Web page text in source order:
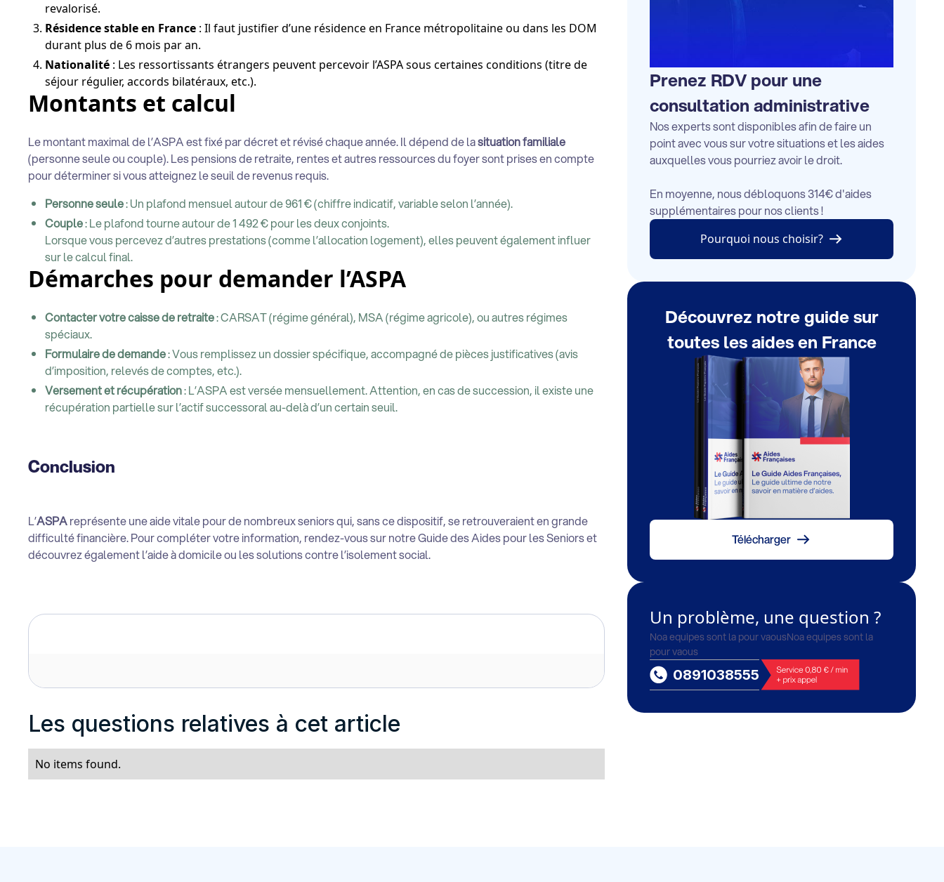
revalorisé.
Résidence stable en France : Il faut justifier d’une résidence en France métropolitaine ou dans les DOM
durant plus de 6 mois par an.
Nationalité : Les ressortissants étrangers peuvent percevoir l’ASPA sous certaines conditions (titre de
séjour régulier, accords bilatéraux, etc.).
Montants et calcul
Le montant maximal de l’ASPA est fixé par décret et révisé chaque année. Il dépend de lasituation familiale
(personne seule ou couple). Les pensions de retraite, rentes et autres ressources du foyer sont prises en compte
pour déterminer si vous atteignez le seuil de revenus requis.
Personne seule: Un plafond mensuel autour de 961 € (chiffre indicatif, variable selon l’année).
Couple: Le plafond tourne autour de 1 492 € pour les deux conjoints.
Lorsque vous percevez d’autres prestations (comme l’allocation logement), elles peuvent également influer
sur le calcul final.
Démarches pour demander l’ASPA
Contacter votre caisse de retraite: CARSAT (régime général), MSA (régime agricole), ou autres régimes
spéciaux.
Formulaire de demande: Vous remplissez un dossier spécifique, accompagné de pièces justificatives (avis
d’imposition, relevés de comptes, etc.).
Versement et récupération: L’ASPA est versée mensuellement. Attention, en cas de succession, il existe une
récupération partielle sur l’actif successoral au-delà d’un certain seuil.
Conclusion
L’ASPAreprésente une aide vitale pour de nombreux seniors qui, sans ce dispositif, se retrouveraient en grande
difficulté financière. Pour compléter votre information, rendez-vous sur notreGuide des Aides pour les Seniorset
découvrez également l’aide à domicile ou les solutions contre l’isolement social.
Les questions relatives à cet article
No items found.
Prenez RDV pour une
consultation administrative
Nos experts sont disponibles afin de faire un
point avec vous sur votre situations et les aides
auxquelles vous pourriez avoir le droit.
En moyenne, nous débloquons 314€ d'aides
supplémentaires pour nos clients !
Pourquoi nous choisir?
Découvrez notre guide sur
toutes les aides en France
Télécharger
Un problème, une question ?
Noa equipes sont la pour vaousNoa equipes sont la
pour vaous
0891038555